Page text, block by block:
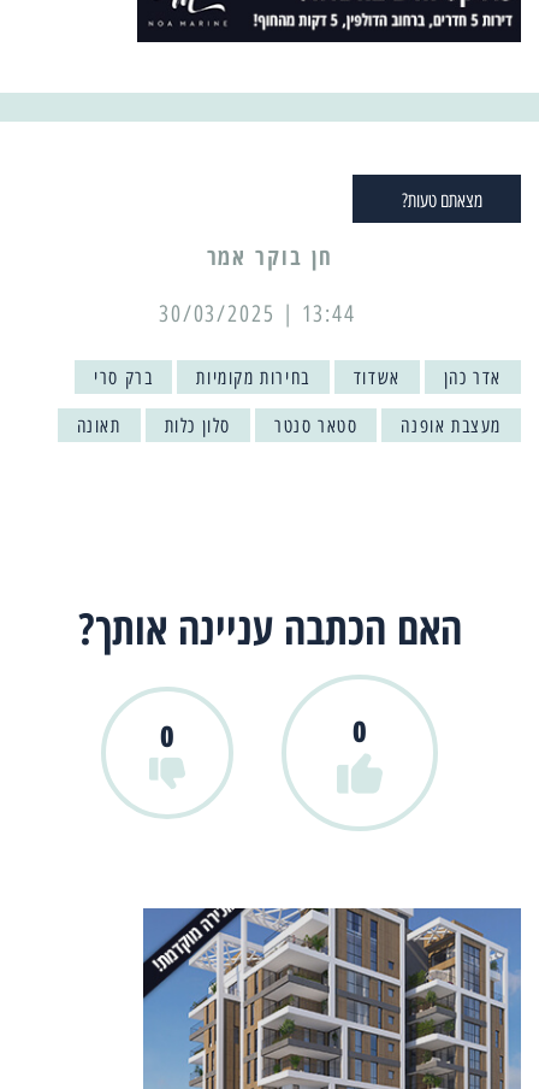
מצאתם טעות?
13:44 | 30/03/2025
אדר כהן אשדוד בחירות מקומיות ברק סרי
מעצבת אופנה סטאר סנטר סלון כלות תאונה
האם הכתבה עניינה אותך?
0
0